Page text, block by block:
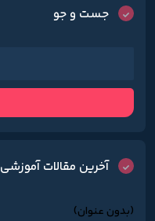
جست و جو
آخرین مقالات آموزشی
(بدون عنوان)